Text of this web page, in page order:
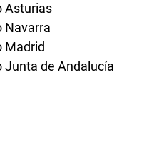
Asturias
Navarra
Madrid
Junta de Andalucía